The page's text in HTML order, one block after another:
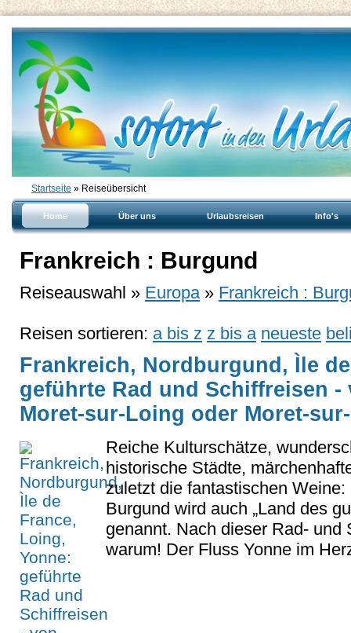
Startseite » Reiseübersicht
Home Über uns Urlaubsreisen Info's
Frankreich : Burgund
Reiseauswahl » Europa » Frankreich :
Reisen sortieren: a bis z z bis a neueste
Frankreich, Nordburgund, Ìle
geführte Rad und Schiffreisen -
Moret-sur-Loing oder Moret-
Reiche Kulturschätze,
historische Städte,
zuletzt die fantastischen
Burgund wird auch „Land des
genannt. Nach dieser Rad- und
warum! Der Fluss Yonne im